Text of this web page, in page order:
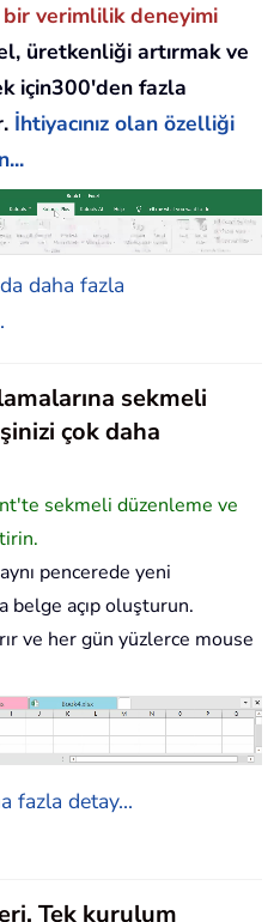
verimlilik deneyimi
üretkenliği artırmak ve
için300'den fazla
İhtiyacınız olan özelliği
daha fazla
sekmeli
çok daha
sekmeli düzenleme ve
pencerede yeni
belge açıp oluşturun.
ve her gün yüzlerce mouse
fazla detay...
Tek kurulum